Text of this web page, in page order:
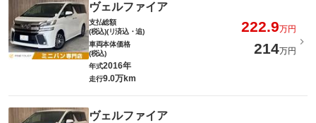
ヴェルファイア
支払総額
(税込)(リ済込・追)
222.9万円
車両本体価格
(税込)
214万円
年式2016年
走行9.0万km
ヴェルファイア